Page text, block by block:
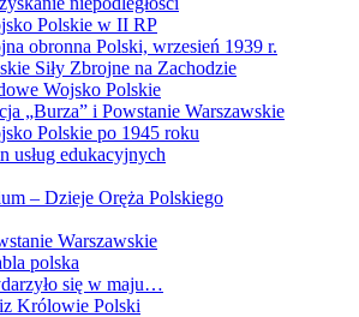
Polskie w II RP
obronna Polski, wrzesień 1939 r.
Siły Zbrojne na Zachodzie
Wojsko Polskie
„Burza” i Powstanie Warszawskie
Polskie po 1945 roku
usług edukacyjnych
– Dzieje Oręża Polskiego
Warszawskie
polska
się w maju…
Królowie Polski